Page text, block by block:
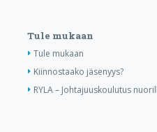
Tule mukaan
Tule mukaan
Kiinnostaako jäsenyys?
RYLA – Johtajuuskoulutus